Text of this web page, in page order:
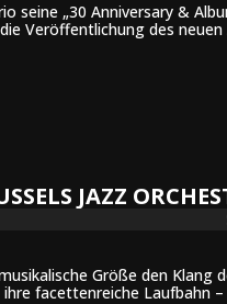
seine „30 Anniversary &
Veröffentlichung des
JAZZ
Größe den
ihre facettenreiche Laufbahn